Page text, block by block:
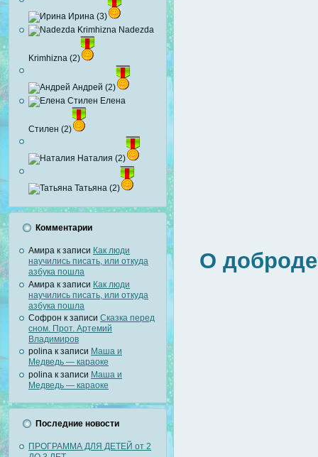
Ирина (3)
Nadezda
Krimhizna (2)
Андрей (2)
Елена
Стилен (2)
Наталия (2)
Татьяна (2)
Комментарии
Амира к записи Как люди
научились писать, или откуда
азбука пошла
Амира к записи Как люди
научились писать, или откуда
азбука пошла
Софрон к записи Сказка перед
сном. Прот. Артемий
Владимиров
polina к записи Маша и
Медведь — караоке
polina к записи Маша и
Медведь — караоке
Последние новости
ПРОГРАММА ДЛЯ ДЕТЕЙ от 2
О